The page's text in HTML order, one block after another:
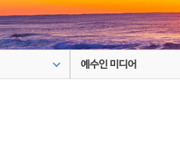
예수인 미디어